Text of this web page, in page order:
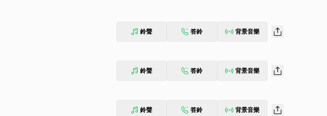
鈴聲 答鈴 背景音樂
鈴聲 答鈴 背景音樂
鈴聲 答鈴 背景音樂